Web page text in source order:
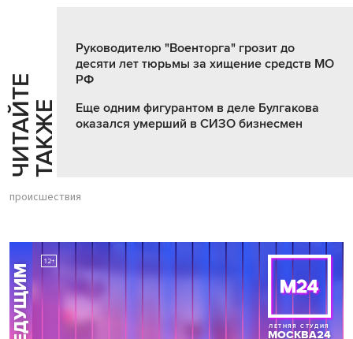
Ч
И
Т
АЙ
Т
Е
Т
А
К
ЖЕ
Руководителю "Военторга" грозит до
десяти лет тюрьмы за хищение средств МО
РФ
Еще одним фигурантом в деле Булгакова
оказался умерший в СИЗО бизнесмен
происшествия